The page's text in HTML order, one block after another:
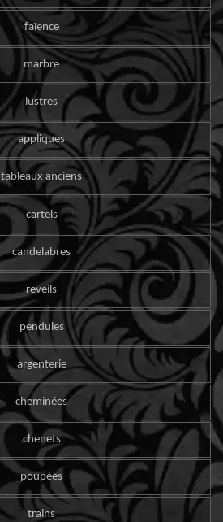
faïence
marbre
lustres
appliques
tableaux anciens
cartels
candelabres
reveils
pendules
argenterie
cheminées
chenets
poupées
trains